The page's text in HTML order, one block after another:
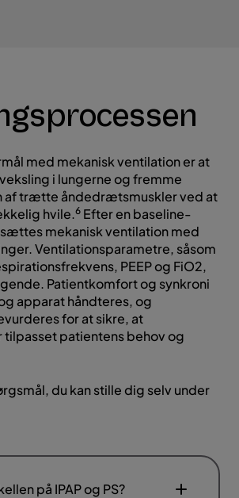
med mekanisk ventilation er at
i lungerne og fremme
af trætte åndedrætsmuskler ved at
hvile.6 Efter en baseline-
mekanisk ventilation med
Ventilationsparametre, såsom
PEEP og FiO2,
Patientkomfort og synkroni
apparat håndteres, og
for at sikre, at
tilpasset patientens behov og
du kan stille dig selv under
på IPAP og PS?